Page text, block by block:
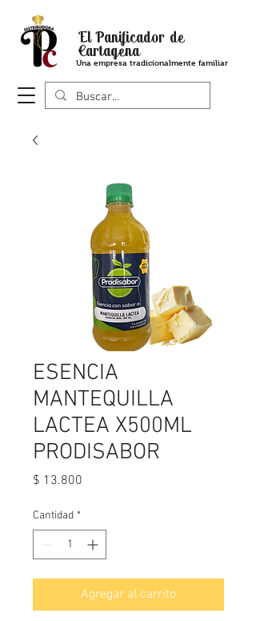
El Panificador de
Cartagena
Una empresa tradicionalmente familiar
ESENCIA
MANTEQUILLA
LACTEA X500ML
PRODISABOR
$ 13.800
Cantidad *
Agregar al carrito